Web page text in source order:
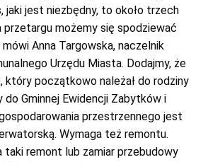
jaki jest niezbędny, to około trzech
przetargu możemy się spodziewać
Anna Targowska, naczelnik
Urzędu Miasta. Dodajmy, że
który początkowo należał do rodziny
do Gminnej Ewidencji Zabytków i
przestrzennego jest
Wymaga też remontu.
taki remont lub zamiar przebudowy